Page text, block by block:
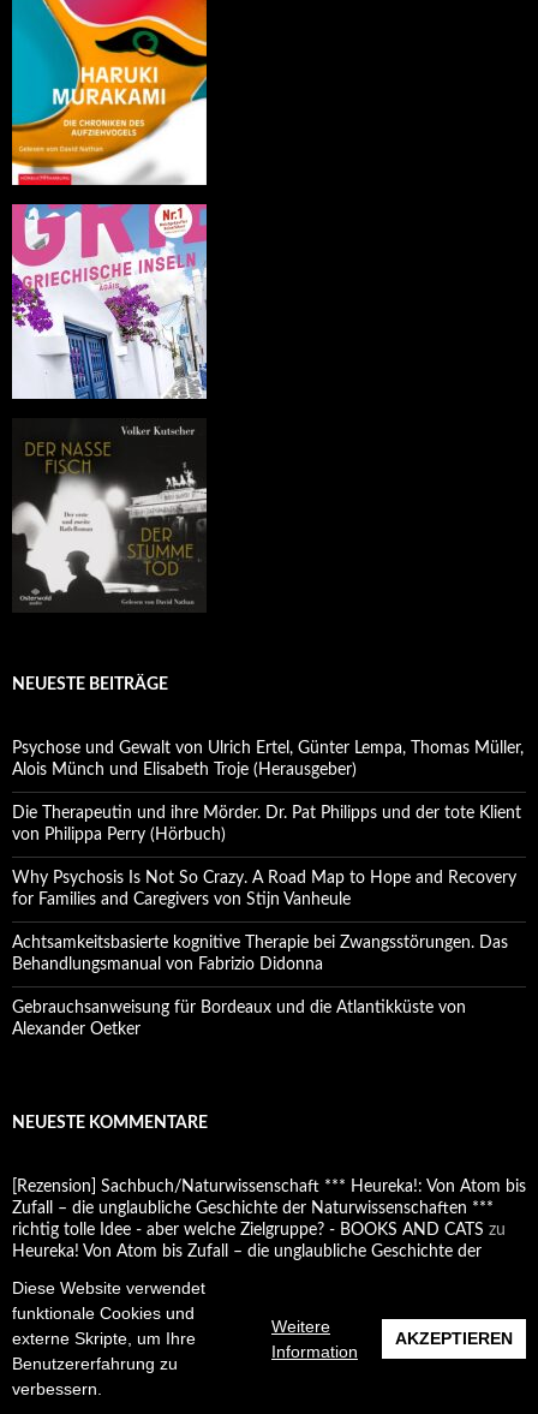
Diese Website verwendet
funktionale Cookies und
externe Skripte, um Ihre
Benutzererfahrung zu
verbessern.
Weitere
Information
AKZEPTIEREN
NEUESTE BEITRÄGE
Psychose und Gewalt von Ulrich Ertel, Günter Lempa, Thomas Müller,
Alois Münch und Elisabeth Troje (Herausgeber)
Die Therapeutin und ihre Mörder. Dr. Pat Philipps und der tote Klient
von Philippa Perry (Hörbuch)
Why Psychosis Is Not So Crazy. A Road Map to Hope and Recovery
for Families and Caregivers von Stijn Vanheule
Achtsamkeitsbasierte kognitive Therapie bei Zwangsstörungen. Das
Behandlungsmanual von Fabrizio Didonna
Gebrauchsanweisung für Bordeaux und die Atlantikküste von
Alexander Oetker
NEUESTE KOMMENTARE
[Rezension] Sachbuch/Naturwissenschaft *** Heureka!: Von Atom bis
Zufall – die unglaubliche Geschichte der Naturwissenschaften ***
richtig tolle Idee - aber welche Zielgruppe? - BOOKS AND CATS zu
Heureka! Von Atom bis Zufall – die unglaubliche Geschichte der
Bercovici und Cédric Villani
Infraredheadzu Am Abend vor dem Meer von Khaled Hosseini
Infraredhead